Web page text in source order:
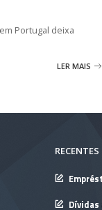
Portugal deixa
LER MAIS
RECENTES